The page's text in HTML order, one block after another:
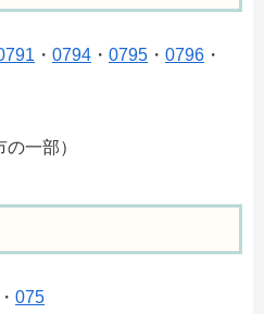
・ 0794 ・ 0795 ・ 0796 ・
一部）
・ 075